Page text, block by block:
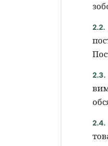
2.2.
2.3.
2.4.